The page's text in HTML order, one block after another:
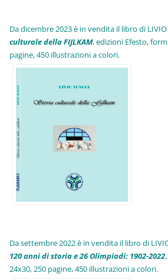
Da dicembre 2023 è in vendita il libro di
culturale della FIJLKAM, edizioni Efesto,
pagine, 450 illustrazioni a colori.
Da settembre 2022 è in vendita il libro di
120 anni di storia e 26 Olimpiadi: 1902-2022
24x30, 250 pagine, 450 illustrazioni a colori.